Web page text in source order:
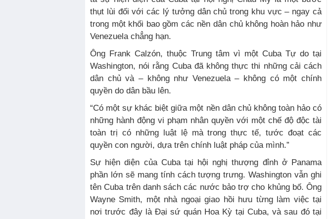
thụt lùi đối với các lý tưởng dân chủ trong khu vực – ngay cả
trong một khối bao gồm các nền dân chủ không hoàn hảo như
Venezuela chẳng hạn.
Ông Frank Calzón, thuộc Trung tâm vì một Cuba Tự do tại
Washington, nói rằng Cuba đã không thực thi những cải cách
dân chủ và – không như Venezuela – không có một chính
quyền do dân bầu lên.
“Có một sự khác biệt giữa một nền dân chủ không toàn hảo có
những hành động vi phạm nhân quyền với một chế độ độc tài
toàn trị có những luật lệ mà trong thực tế, tước đoạt các
quyền con người, dựa trên chính luật pháp của mình.”
Sự hiện diện của Cuba tại hội nghị thượng đỉnh ở Panama
phần lớn sẽ mang tính cách tượng trưng. Washington vẫn ghi
tên Cuba trên danh sách các nước bảo trợ cho khủng bố. Ông
Wayne Smith, một nhà ngoại giao hồi hưu từng làm việc tại
nơi trước đây là Đại sứ quán Hoa Kỳ tại Cuba, và sau đó tại